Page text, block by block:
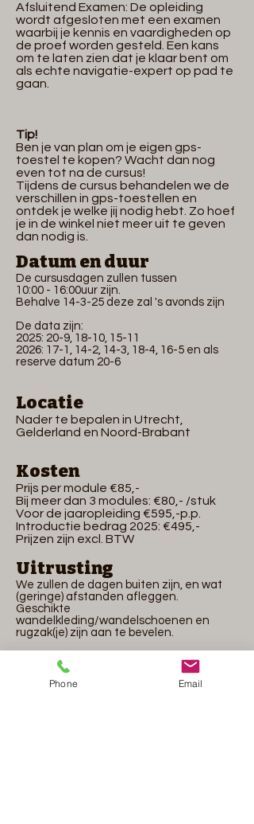
Afsluitend Examen: De opleiding
wordt afgesloten met een examen
waarbij je kennis en vaardigheden op
de proef worden gesteld. Een kans
om te laten zien dat je klaar bent om
als echte navigatie-expert op pad te
gaan.
Tip!
Ben je van plan om je eigen gps-
toestel te kopen? Wacht dan nog
even tot na de cursus!
Tijdens de cursus behandelen we de
verschillen in gps-toestellen en
ontdek je welke jij nodig hebt. Zo hoef
je in de winkel niet meer uit te geven
dan nodig is.
Datum en duur
De cursusdagen zullen tussen
10:00 - 16:00uur zijn.
Behalve 14-3-25 deze zal 's avonds zijn
De data zijn:
2025: 20-9, 18-10, 15-11
2026: 17-1, 14-2, 14-3, 18-4, 16-5 en als
reserve datum 20-6
Locatie
Nader te bepalen in Utrecht,
Gelderland en Noord-Brabant
Kosten
Prijs per module €85,-
Bij meer dan 3 modules: €80,- /stuk
Voor de jaaropleiding €595,-p.p.
Introductie bedrag 2025: €495,-
Prijzen zijn excl. BTW
Uitrusting
We zullen de dagen buiten zijn, en wat
(geringe) afstanden afleggen.
Geschikte
wandelkleding/wandelschoenen en
rugzak(je) zijn aan te bevelen.
* Kaart en cursus materialen,
* Plaatkompas,
Phone Email